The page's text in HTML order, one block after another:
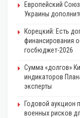
Европейский
Украины
Корецкий: Есть
финансирования
госбюджет-2026
Сумма «долгов»
индикаторов
эксперты
Годовой аукцион
военных рисков